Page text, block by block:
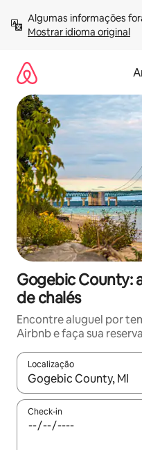
para
Mostrar idioma original
Gogebic County:
de chalés
Encontre aluguel por
Airbnb e faça sua reserva
Localização
Quando os resultados
Check-in